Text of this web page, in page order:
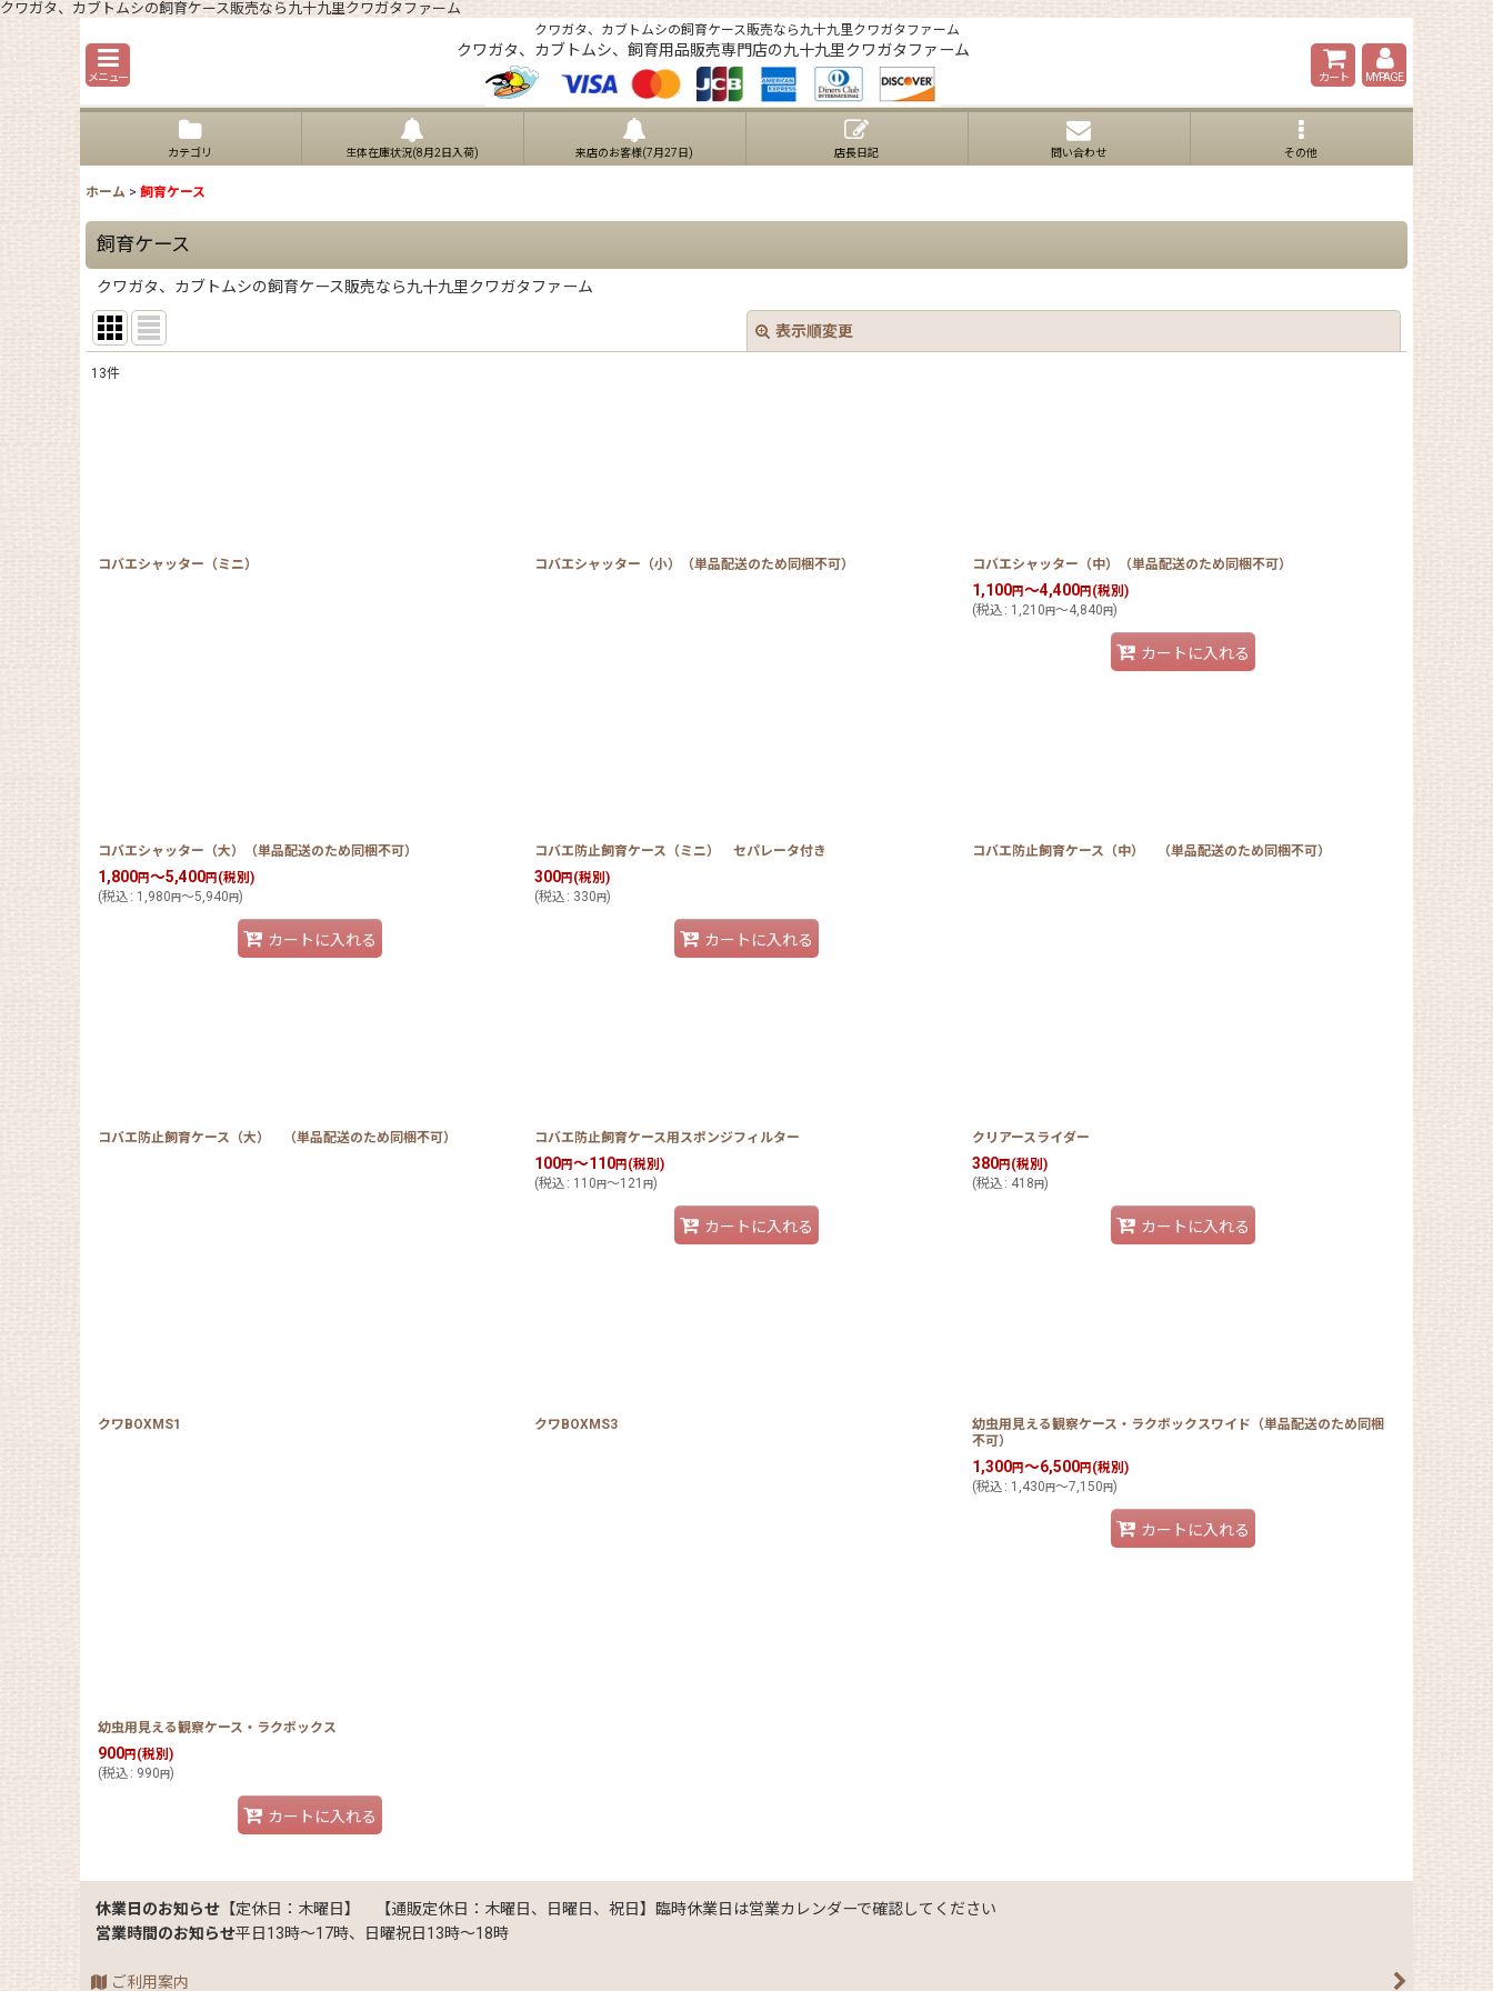
クワガタ、カブトムシの飼育ケース販売なら九十九里クワガタファーム
クワガタ、カブトムシの飼育ケース販売なら九十九里クワガタファーム
メニュー
クワガタ、カブトムシ、飼育用品販売専門店の九十九里クワガタファーム
カート MYPAGE
カテゴリ 生体在庫状況(8月2日入荷) 来店のお客様(7月27日) 店長日記 問い合わせ その他
ホーム > 飼育ケース
飼育ケース
クワガタ、カブトムシの飼育ケース販売なら九十九里クワガタファーム
表示順変更
13件
コバエシャッター（ミニ） コバエシャッター（小）（単品配送のため同梱不可） コバエシャッター（中）（単品配送のため同梱不可）
1,100円～4,400円 (税別)
(税込 : 1,210円～4,840円)
カートに入れる
コバエシャッター（大）（単品配送のため同梱不可）
1,800円～5,400円 (税別)
(税込 : 1,980円～5,940円)
カートに入れる
コバエ防止飼育ケース（ミニ） セパレータ付き
300円 (税別)
(税込 : 330円)
カートに入れる
コバエ防止飼育ケース（中） （単品配送のため同梱不可）
コバエ防止飼育ケース（大） （単品配送のため同梱不可） コバエ防止飼育ケース用スポンジフィルター
100円～110円 (税別)
(税込 : 110円～121円)
カートに入れる
クリアースライダー
380円 (税別)
(税込 : 418円)
カートに入れる
クワBOXMS1 クワBOXMS3
幼虫用見える観察ケース・ラクボックスワイド（単品配送のため同梱
不可）
1,300円～6,500円 (税別)
(税込 : 1,430円～7,150円)
カートに入れる
幼虫用見える観察ケース・ラクボックス
900円 (税別)
(税込 : 990円)
カートに入れる
休業日のお知らせ 【定休日：木曜日】 【通販定休日：木曜日、日曜日、祝日】臨時休業日は営業カレンダーで確認してください
営業時間のお知らせ平日13時～17時、日曜祝日13時～18時
ご利用案内